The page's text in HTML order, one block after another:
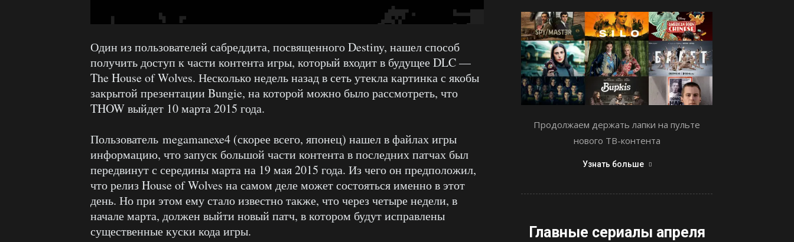
Один из пользователей сабреддита, посвященного Destiny, нашел способ
получить доступ к части контента игры, который входит в будущее DLC —
The House of Wolves. Несколько недель назад в сеть утекла картинка с якобы
закрытой презентации Bungie, на которой можно было рассмотреть, что
THOW выйдет 10 марта 2015 года.
Пользователь megamanexe4 (скорее всего, японец) нашел в файлах игры
информацию, что запуск большой части контента в последних патчах был
передвинут с середины марта на 19 мая 2015 года. Из чего он предположил,
что релиз House of Wolves на самом деле может состояться именно в этот
день. Но при этом ему стало известно также, что через четыре недели, в
начале марта, должен выйти новый патч, в котором будут исправлены
существенные куски кода игры.
Продолжаем держать лапки на пульте
нового ТВ-контента
Узнать больше
Главные сериалы апреля